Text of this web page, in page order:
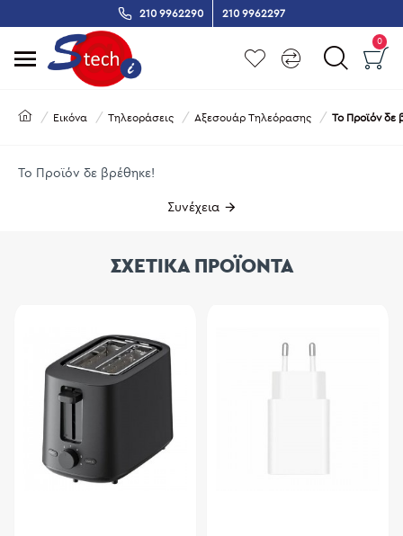
210 9962290 210 9962297
0
Εικόνα Τηλεοράσεις Αξεσουάρ Τηλεόρασης Το Προϊόν δε
Το Προϊόν δε βρέθηκε!
Συνέχεια
ΣΧΕΤΙΚΑ ΠΡΟΪΟΝΤΑ